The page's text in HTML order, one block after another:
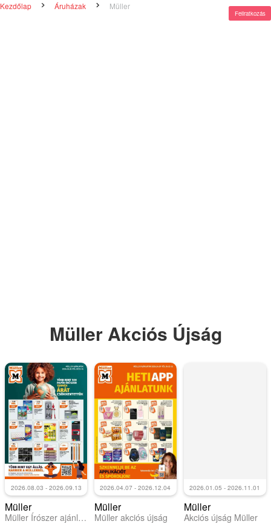
Kezdőlap Áruházak Müller
Feliratkozás
Müller Akciós Újság
2026.08.03 - 2026.09.13
Müller
Müller Írószer ajánlatok
2026.04.07 - 2026.12.04
Müller
Müller akciós újság
2026.01.05 - 2026.11.01
Müller
Akciós újság Müller